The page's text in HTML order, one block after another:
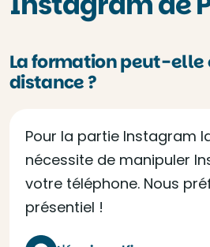
La formation peut-elle
distance ?
Pour la partie Instagram
nécessite de manipuler
votre téléphone. Nous
présentiel !